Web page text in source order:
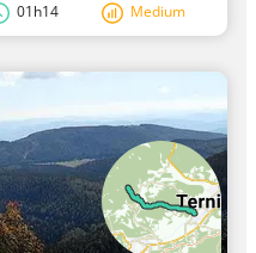
01h14 Medium